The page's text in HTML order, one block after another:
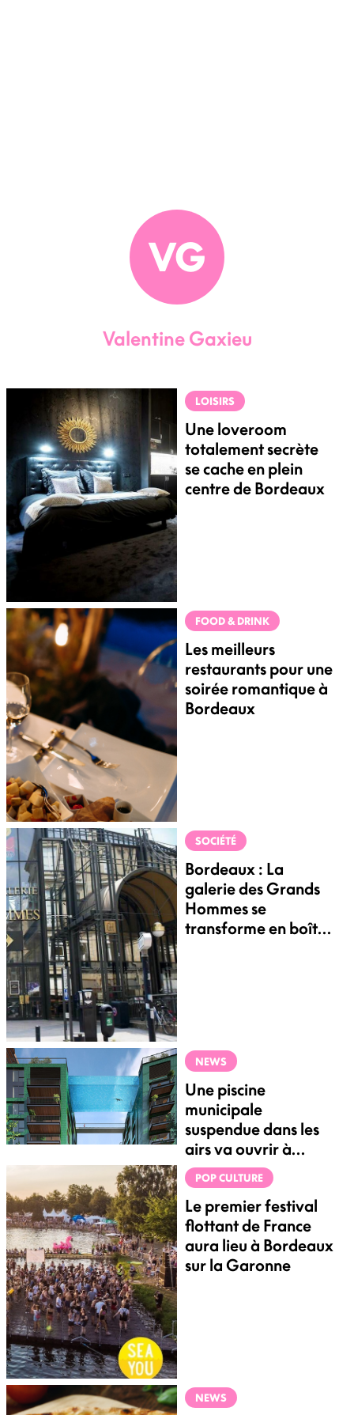
VG
Valentine Gaxieu
LOISIRS
Une loveroom
totalement secrète
se cache en plein
centre de Bordeaux
FOOD & DRINK
Les meilleurs
restaurants pour une
soirée romantique à
Bordeaux
SOCIÉTÉ
Bordeaux : La
galerie des Grands
Hommes se
transforme en boîte
NEWS
Une piscine
municipale
suspendue dans les
airs va ouvrir à
Bordeaux
POP CULTURE
Le premier festival
flottant de France
aura lieu à Bordeaux
sur la Garonne
NEWS